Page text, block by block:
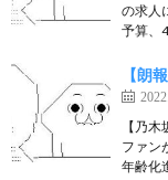
の求人
予算、
【朗
【乃
ファン
年齢化